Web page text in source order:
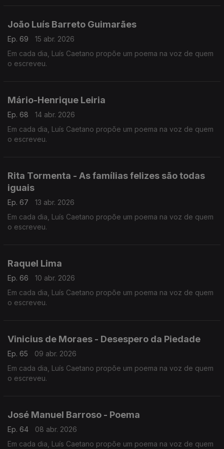
João Luís Barreto Guimarães
Ep. 69
15 abr. 2026
Em cada dia, Luís Caetano propõe um poema na voz de quem
o escreveu.
Mário-Henrique Leiria
Ep. 68
14 abr. 2026
Em cada dia, Luís Caetano propõe um poema na voz de quem
o escreveu.
Rita Tormenta - As famílias felizes são todas
iguais
Ep. 67
13 abr. 2026
Em cada dia, Luís Caetano propõe um poema na voz de quem
o escreveu.
Raquel Lima
Ep. 66
10 abr. 2026
Em cada dia, Luís Caetano propõe um poema na voz de quem
o escreveu.
Vinicius de Moraes - Desespero da Piedade
Ep. 65
09 abr. 2026
Em cada dia, Luís Caetano propõe um poema na voz de quem
o escreveu.
José Manuel Barroso - Poema
Ep. 64
08 abr. 2026
Em cada dia, Luís Caetano propõe um poema na voz de quem